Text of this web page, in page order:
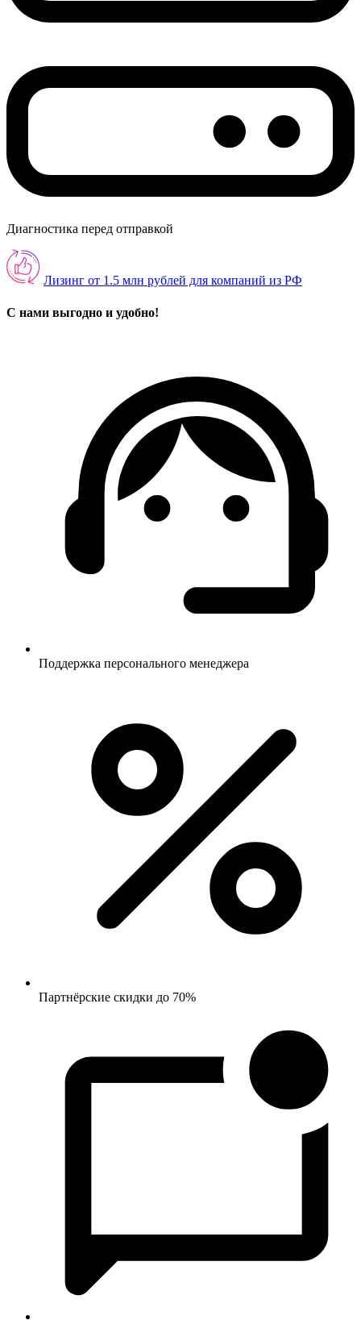
Диагностика перед отправкой
Лизинг от 1.5 млн рублей для компаний из РФ
С нами выгодно и удобно!
Поддержка персонального менеджера
Партнёрские скидки до 70%